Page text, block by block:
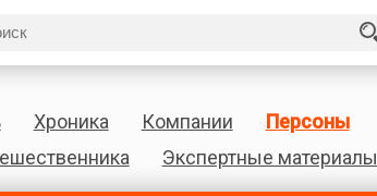
Хроника Компании Персоны
Экспертные материалы